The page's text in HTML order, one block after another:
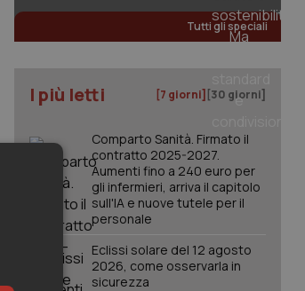
Tutti gli speciali
I più letti [7 giorni] [30 giorni]
Comparto Sanità. Firmato il
contratto 2025-2027.
Aumenti fino a 240 euro per
gli infermieri, arriva il capitolo
sull'IA e nuove tutele per il
personale
Eclissi solare del 12 agosto
2026, come osservarla in
sicurezza